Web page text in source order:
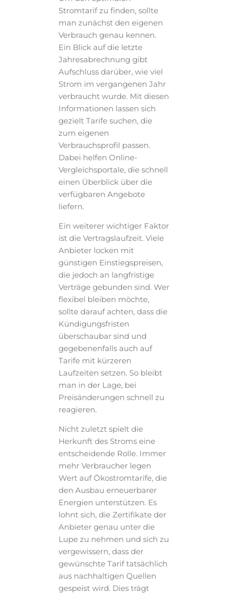
Stromtarif zu finden, sollte
man zunächst den eigenen
Verbrauch genau kennen.
Ein Blick auf die letzte
Jahresabrechnung gibt
Aufschluss darüber, wie viel
Strom im vergangenen Jahr
verbraucht wurde. Mit diesen
Informationen lassen sich
gezielt Tarife suchen, die
zum eigenen
Verbrauchsprofil passen.
Dabei helfen Online-
Vergleichsportale, die schnell
einen Überblick über die
verfügbaren Angebote
liefern.
Ein weiterer wichtiger Faktor
ist die Vertragslaufzeit. Viele
Anbieter locken mit
günstigen Einstiegspreisen,
die jedoch an langfristige
Verträge gebunden sind. Wer
flexibel bleiben möchte,
sollte darauf achten, dass die
Kündigungsfristen
überschaubar sind und
gegebenenfalls auch auf
Tarife mit kürzeren
Laufzeiten setzen. So bleibt
man in der Lage, bei
Preisänderungen schnell zu
reagieren.
Nicht zuletzt spielt die
Herkunft des Stroms eine
entscheidende Rolle. Immer
mehr Verbraucher legen
Wert auf Ökostromtarife, die
den Ausbau erneuerbarer
Energien unterstützen. Es
lohnt sich, die Zertifikate der
Anbieter genau unter die
Lupe zu nehmen und sich zu
vergewissern, dass der
gewünschte Tarif tatsächlich
aus nachhaltigen Quellen
gespeist wird. Dies trägt